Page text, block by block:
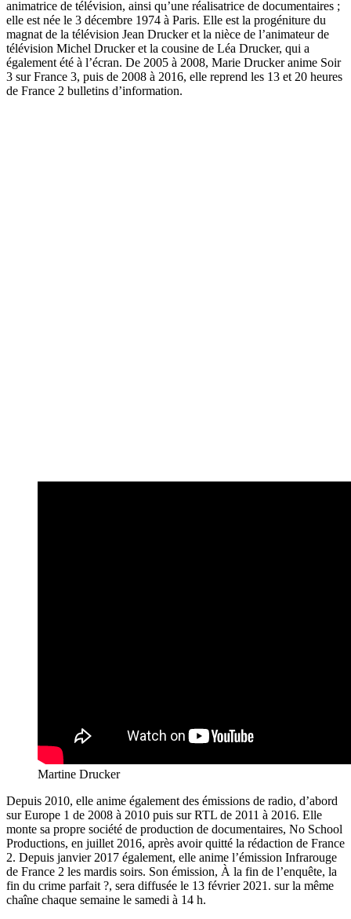
animatrice de télévision, ainsi qu’une réalisatrice de documentaires ;
elle est née le 3 décembre 1974 à Paris. Elle est la progéniture du
magnat de la télévision Jean Drucker et la nièce de l’animateur de
télévision Michel Drucker et la cousine de Léa Drucker, qui a
également été à l’écran. De 2005 à 2008, Marie Drucker anime Soir
3 sur France 3, puis de 2008 à 2016, elle reprend les 13 et 20 heures
de France 2 bulletins d’information.
Martine Drucker
Depuis 2010, elle anime également des émissions de radio, d’abord
sur Europe 1 de 2008 à 2010 puis sur RTL de 2011 à 2016. Elle
monte sa propre société de production de documentaires, No School
Productions, en juillet 2016, après avoir quitté la rédaction de France
2. Depuis janvier 2017 également, elle anime l’émission Infrarouge
de France 2 les mardis soirs. Son émission, À la fin de l’enquête, la
fin du crime parfait ?, sera diffusée le 13 février 2021. sur la même
chaîne chaque semaine le samedi à 14 h.